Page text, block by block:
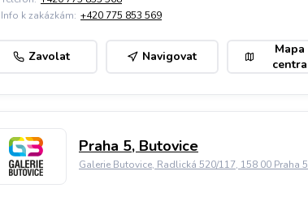
Info k zakázkám: +420 775 853 569
Zavolat Navigovat
Mapa
centra
Praha 5, Butovice
Galerie Butovice, Radlická 520/117, 158 00 Praha 5